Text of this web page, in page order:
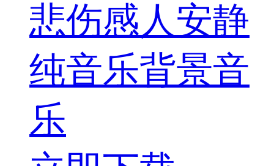
悲伤感人安静
纯音乐背景音
乐